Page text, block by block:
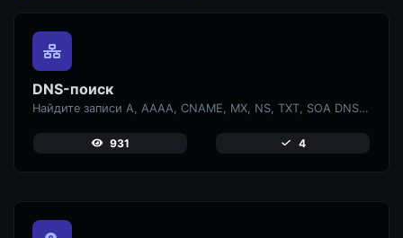
DNS-поиск
Найдите записи A, AAAA, CNAME, MX, NS, TXT, SOA DNS для хоста.
931 4